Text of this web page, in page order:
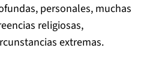
personales, muchas
religiosas,
extremas.